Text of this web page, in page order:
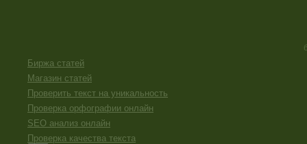
Биржа статей
Магазин статей
Проверить текст на уникальность
Проверка орфографии онлайн
SEO анализ онлайн
Проверка качества текста